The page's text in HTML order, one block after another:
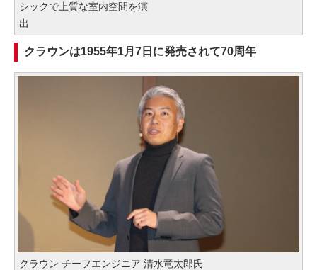
シックで上質な室内空間を演
出
クラウンは1955年1月7日に発売されて70周年
クラウン チーフエンジニア 清水竜太郎氏